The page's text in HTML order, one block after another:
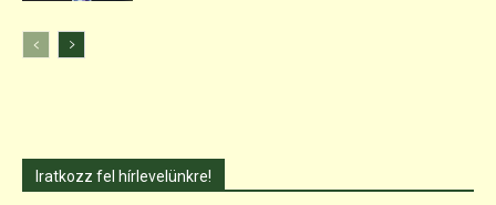
Iratkozz fel hírlevelünkre!